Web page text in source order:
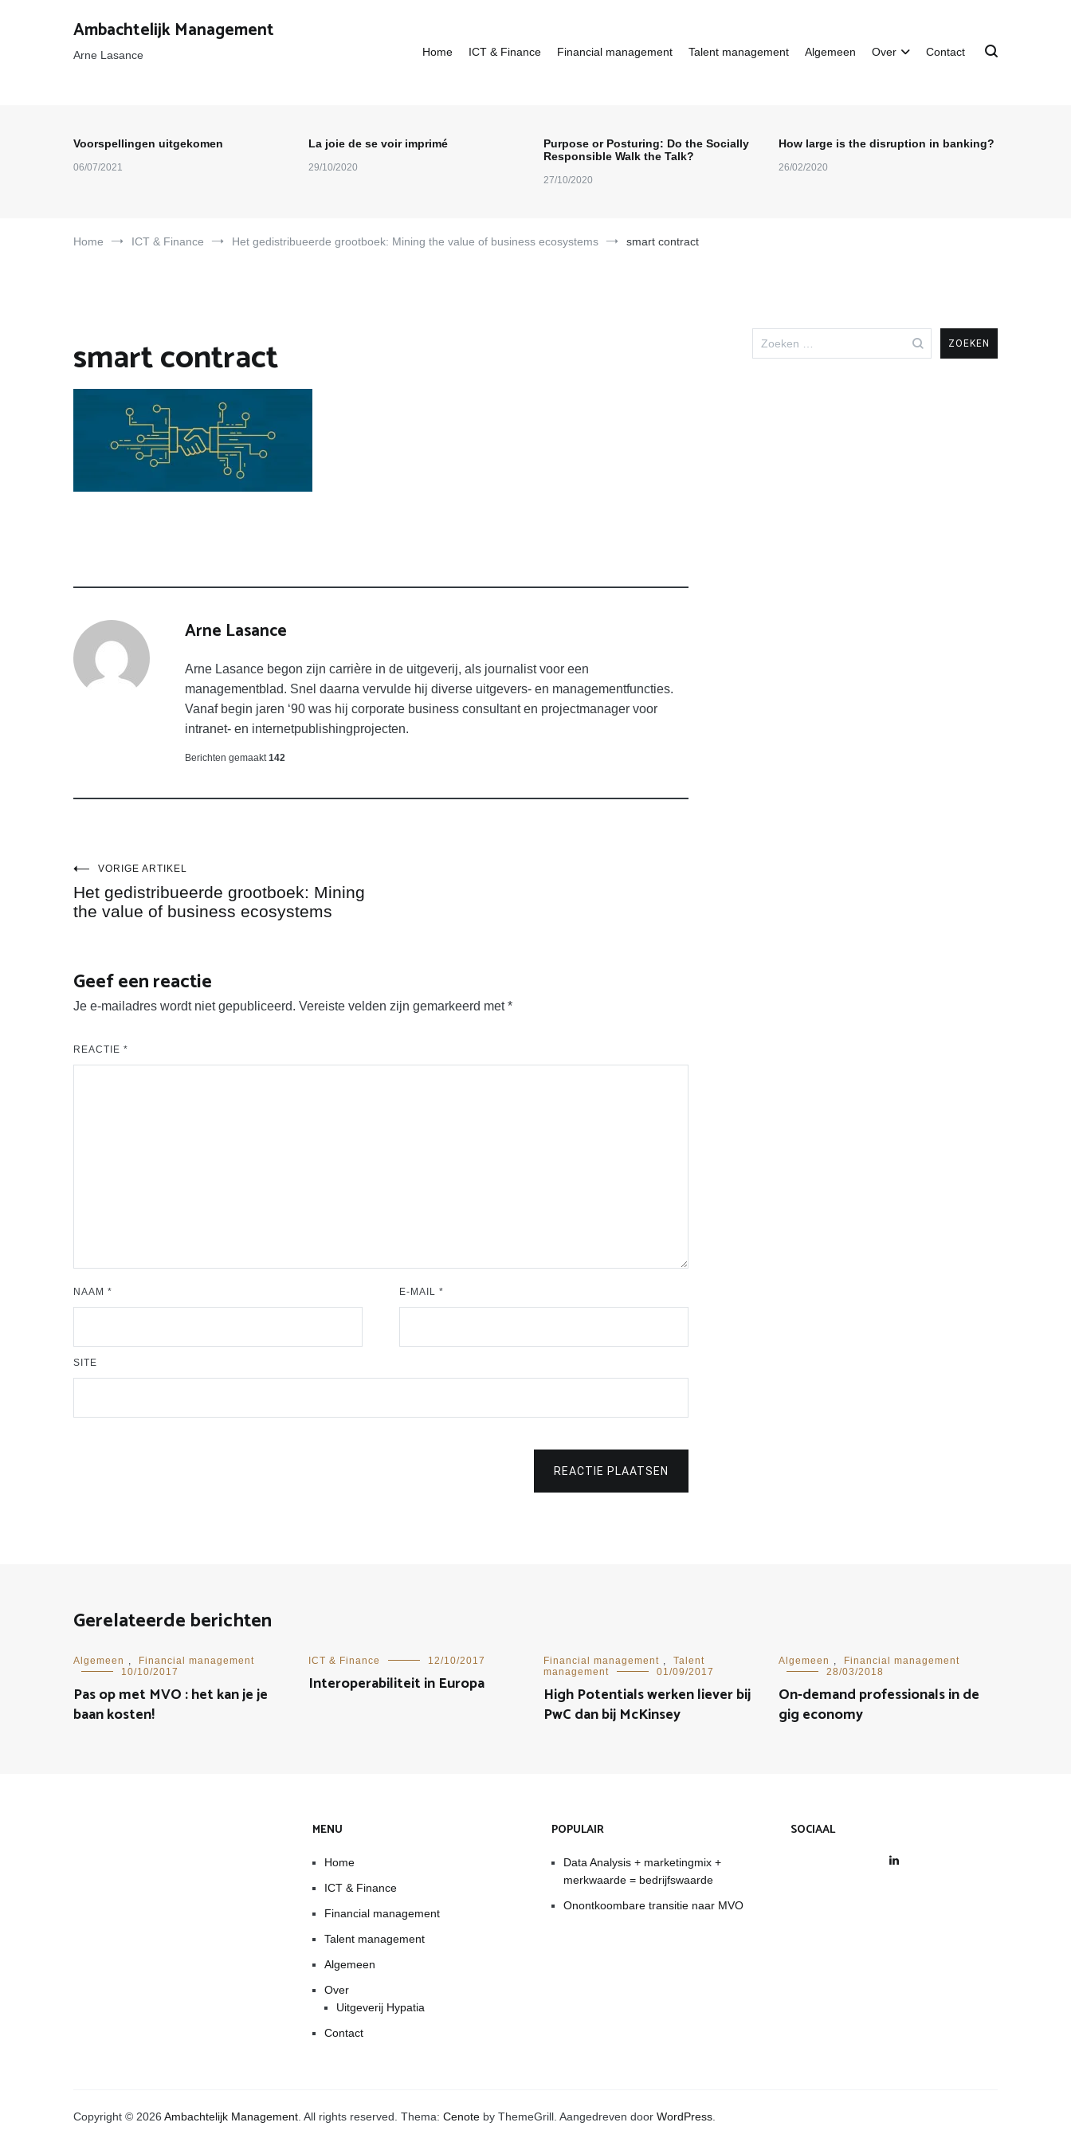
Ambachtelijk Management
Arne Lasance Home ICT & Finance Financial management Talent management Algemeen Over Contact
Voorspellingen uitgekomen
06/07/2021
La joie de se voir imprimé
29/10/2020
Purpose or Posturing: Do the Socially
Responsible Walk the Talk?
27/10/2020
How large is the disruption in banking?
26/02/2020
Home ICT & Finance Het gedistribueerde grootboek: Mining the value of business ecosystems smart contract
smart contract
Arne Lasance
Arne Lasance begon zijn carrière in de uitgeverij, als journalist voor een
managementblad. Snel daarna vervulde hij diverse uitgevers- en managementfuncties.
Vanaf begin jaren ‘90 was hij corporate business consultant en projectmanager voor
intranet- en internetpublishingprojecten.
Berichten gemaakt 142
Bericht
navigatie
VORIGE ARTIKEL
Het gedistribueerde grootboek: Mining
the value of business ecosystems
Geef een reactie
Je e-mailadres wordt niet gepubliceerd. Vereiste velden zijn gemarkeerd met*
REACTIE *
NAAM * E-MAIL*
SITE
REACTIE PLAATSEN
naar:
Gerelateerde berichten
Algemeen ,
Financial management
10/10/2017
Pas op met MVO : het kan je je
baan kosten!
ICT & Finance 12/10/2017
Interoperabiliteit in Europa
Financial management ,
Talent
management
01/09/2017
High Potentials werken liever bij
PwC dan bij McKinsey
Algemeen ,
Financial management
28/03/2018
On-demand professionals in de
gig economy
MENU
Home
ICT & Finance
Financial management
Talent management
Algemeen
Over
Uitgeverij Hypatia
Contact
POPULAIR
Data Analysis + marketingmix +
merkwaarde = bedrijfswaarde
Onontkoombare transitie naar MVO
SOCIAAL
Copyright © 2026 Ambachtelijk Management . All rights reserved. Thema: Cenote by ThemeGrill. Aangedreven door WordPress